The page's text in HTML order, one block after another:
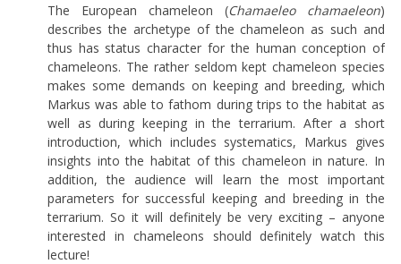
The European chameleon (Chamaeleo chamaeleon)
describes the archetype of the chameleon as such and
thus has status character for the human conception of
chameleons. The rather seldom kept chameleon species
makes some demands on keeping and breeding, which
Markus was able to fathom during trips to the habitat as
well as during keeping in the terrarium. After a short
introduction, which includes systematics, Markus gives
insights into the habitat of this chameleon in nature. In
addition, the audience will learn the most important
parameters for successful keeping and breeding in the
terrarium. So it will definitely be very exciting – anyone
interested in chameleons should definitely watch this
lecture!